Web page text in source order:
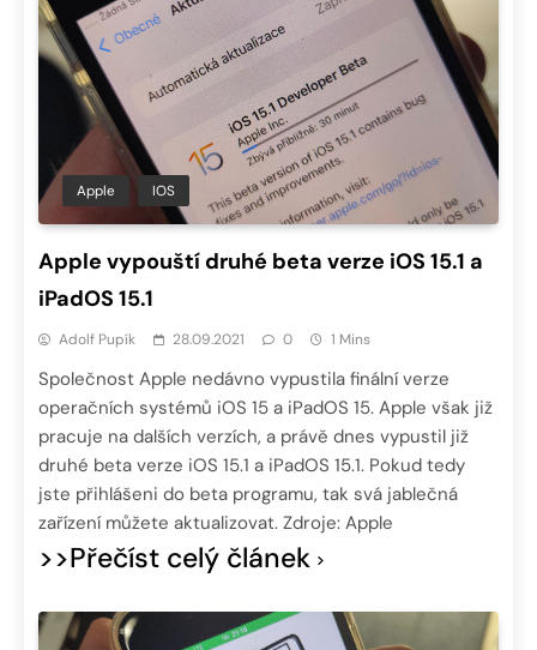
Apple IOS
Apple vypouští druhé beta verze iOS 15.1 a
iPadOS 15.1
Adolf Pupík 28.09.2021 0 1 Mins
Společnost Apple nedávno vypustila finální verze
operačních systémů iOS 15 a iPadOS 15. Apple však již
pracuje na dalších verzích, a právě dnes vypustil již
druhé beta verze iOS 15.1 a iPadOS 15.1. Pokud tedy
jste přihlášeni do beta programu, tak svá jablečná
zařízení můžete aktualizovat. Zdroje: Apple
>>Přečíst celý článek